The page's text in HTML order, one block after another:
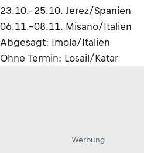
23.10.–25.10. Jerez/Spanien
06.11.–08.11. Misano/Italien
Abgesagt: Imola/Italien
Ohne Termin: Losail/Katar
Werbung